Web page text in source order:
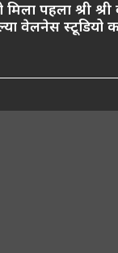
मिला पहला श्री
वेलनेस स्टूडियो